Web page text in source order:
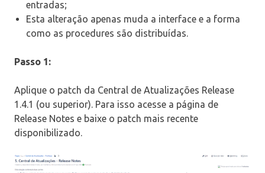
entradas;
Esta alteração apenas muda a interface e a forma
como as procedures são distribuídas.
Passo 1:
Aplique o patch da Central de Atualizações Release
1.4.1 (ou superior). Para isso acesse a página de
Release Notes e baixe o patch mais recente
disponibilizado.